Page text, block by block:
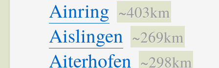
Ainring ~403km
Aislingen ~269km
Aiterhofen ~298km